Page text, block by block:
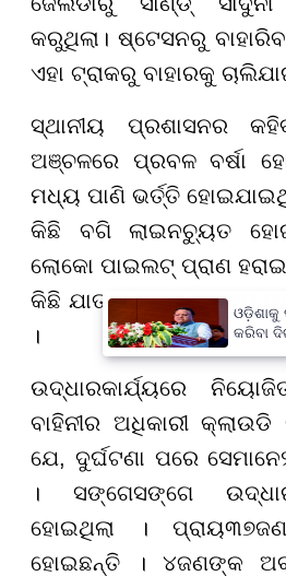
କରୁଥିଲା । ଷ୍ଟେସନରୁ
ଏହା ଟ୍ରାକରୁ ବାହାରକୁ
ସ୍ଥାନୀୟ ପ୍ରଶାସନର
ଅଞ୍ଚଳରେ ପ୍ରବଳ ବର୍ଷା
ମଧ୍ୟ ପାଣି ଭର୍ତ୍ତି
କିଛି ବଗି ଲାଇନଚ୍ୟୁତ
ଲୋକୋ ପାଇଲଟ୍ ପ୍ରାଣ
କିଛି ଯାତ୍ରୀ ମଧ୍ୟ ମୃତାହତ
।
ଉଦ୍ଧାରକାର୍ଯ୍ୟରେ
ବାହିନୀର ଅଧିକାରୀ କ୍ଲାଉଡି
ଯେ, ଦୁର୍ଘଟଣା ପରେ ସେମାନେ
। ସଙ୍ଗେସଙ୍ଗେ
ହୋଇଥିଲା । ପ୍ରାୟ୩୭
ହୋଇଛନ୍ତି । ୪ଜଣଙ୍କ
ଓଡ଼ିଶାକୁ
କରିବା